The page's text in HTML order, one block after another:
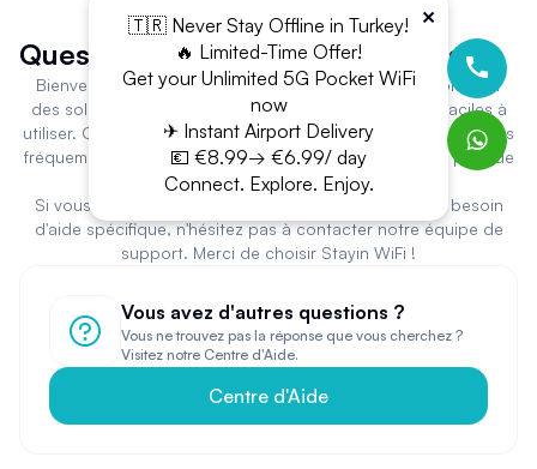
Questions Fréquemment Posées
Bienvenue chez Stayin WiFi ! Vous êtes au bon endroit pour
des solutions de location de WiFi portable fiables et faciles à
utiliser. Ci-dessous, vous trouverez les réponses aux questions
fréquemment posées pour vous aider à tirer le meilleur parti de
notre plateforme et de nos services.
Si vous avez des questions supplémentaires ou avez besoin
d'aide spécifique, n'hésitez pas à contacter notre équipe de
support. Merci de choisir Stayin WiFi !
Vous avez d'autres questions ?
Vous ne trouvez pas la réponse que vous cherchez ?
Visitez notre Centre d'Aide.
Centre d'Aide
×
🇹🇷 Never Stay Offline in Turkey!
🔥 Limited-Time Offer!
Get your Unlimited 5G Pocket WiFi
now
✈ Instant Airport Delivery
💶 €8.99→ €6.99/ day
Connect. Explore. Enjoy.